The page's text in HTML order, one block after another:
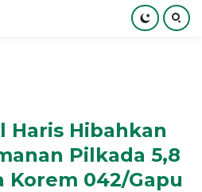
Haris Hibahkan
Pilkada 5,8
Korem 042/Gapu